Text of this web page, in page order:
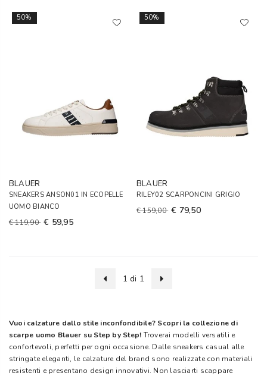
50%
BLAUER
SNEAKERS ANSON01 IN ECOPELLE
UOMO BIANCO
€ 119,90 € 59,95
50%
BLAUER
RILEY02 SCARPONCINI GRIGIO
€ 159,00 € 79,50
1 di 1
Vuoi calzature dallo stile inconfondibile? Scopri la collezione di
scarpe uomo Blauer su Step by Step! Troverai modelli versatili e
confortevoli, perfetti per ogni occasione. Dalle sneakers casual alle
stringate eleganti, le calzature del brand sono realizzate con materiali
resistenti e presentano design innovativi. Non lasciarti scappare